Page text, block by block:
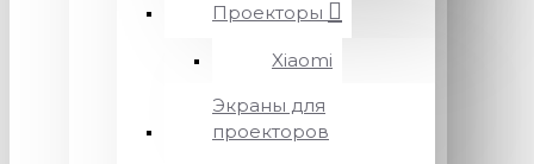
Проекторы
Xiaomi
Экраны для
проекторов